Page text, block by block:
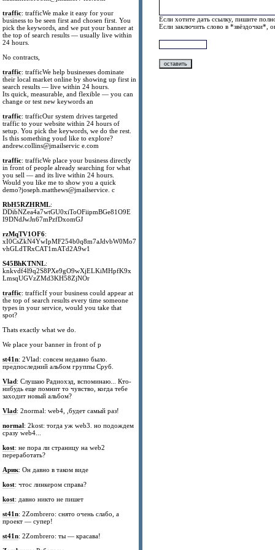
traffic: trafficWe make it easy for your
business to be seen first and chosen first. You
pick the keywords, and we put your banner at
the top of search results — usually live within
24 hours.
No contracts,
traffic: trafficWe help businesses dominate
their local market online by showing up first in
search results — live within 24 hours.
Its quick, measurable, and flexible — you can
change or test new keywords an
traffic: trafficOur system drives targeted
traffic to your website within 24 hours of
setup. You pick the keywords, we do the rest.
Is this something youd like to explore?
andrew.collins@jmailservic e.com
traffic: trafficWe place your business directly
in front of people already searching for what
you sell — and its live within 24 hours.
Would you like me to show you a quick
demo?joseph.matthews@jmailservice. c
RbH5RZHRML:
DDibNZea4a7wtGU0xiToOFiipmBGe81O9E
I9DNdJwJn67mPzfDxomGJ
rzMqTV1OF6:
xI0CsZkN4YwIpMF254b0q8m7aJdvbW0Mo7
vhGLdTRxCAT1mATd2A9w1
S45BhKTNNL:
knkvdf4l9q2S8PXe9gO9wXjELKiMHpfK9x
LmsqUGVzZMd3KH58ZjNOr
traffic: trafficIf your business could appear at
the top of search results every time someone
types in your service, would you take that
spot?
Thats exactly what we do.
We place your banner in front of p
st41n: 2Vlad: совсем недавно было.
предпоследний альбом группы Сруб.
Vlad: Слушаю Радиохэд, вспоминаю... Кто-
нибудь еще помнит то чувство, когда тебе
заходит новый альбом?
Vlad: 2normal: web4, ,будет самый раз!
normal: 2kost: тогда уж web3. но подождем
сразу web4...
kost: не пора ли страницу на web2
переработать?
Арик: Он давно в таком виде
kost: чтос линкером справа?
kost: давно никто не пишет
st41n: 2Zombrero: снято очень слабо, а
проект — супер!
st41n: 2Zombrero: ты — красава!
Если хотите дать ссылку, пишите
Если заключить слово в *звёздочки*,